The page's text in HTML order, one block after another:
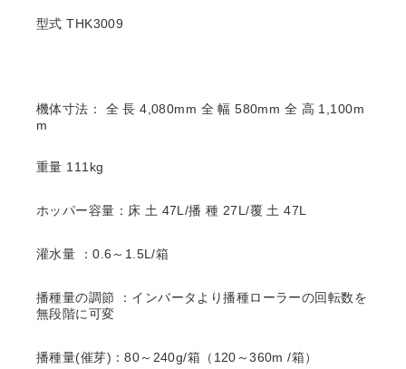
型式 THK3009
機体寸法： 全 長 4,080mm 全 幅 580mm 全 高 1,100m
m
重量 111kg
ホッパー容量：床 土 47L/播 種 27L/覆 土 47L
灌水量 ：0.6～1.5L/箱
播種量の調節 ：インバータより播種ローラーの回転数を
無段階に可変
播種量(催芽)：80～240g/箱（120～360m /箱）